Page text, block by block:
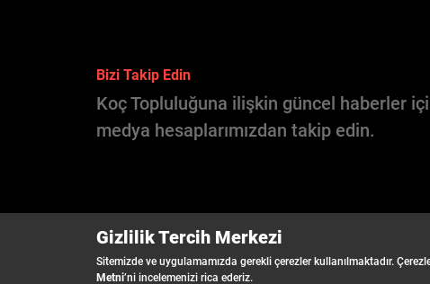
Bizi Takip Edin
Koç Topluluğuna ilişkin güncel haberler
medya hesaplarımızdan takip edin.
Gizlilik Tercih Merkezi
Sitemizde ve uygulamamızda gerekli çerezler kullanılmaktadır.
Metni’ni incelemenizi rica ederiz.